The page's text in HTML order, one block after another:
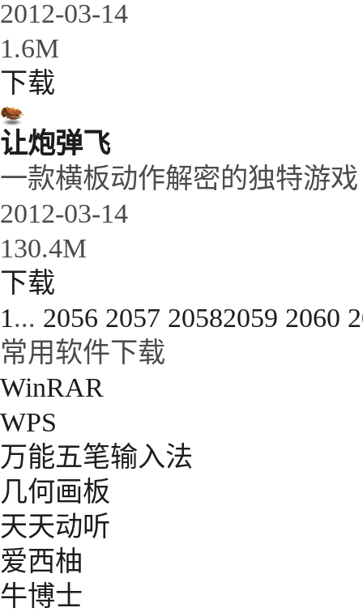
2012-03-14
1.6M
下载
让炮弹飞
一款横板动作解密的独特游戏
2012-03-14
130.4M
下载
1... 2056 2057 20582059 2060
常用软件下载
WinRAR
WPS
万能五笔输入法
几何画板
天天动听
爱西柚
牛博士